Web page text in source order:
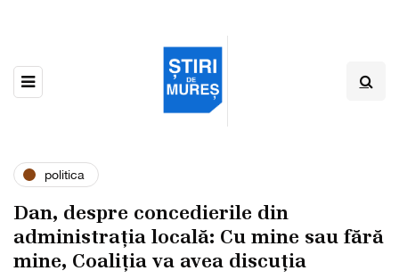
politica
Dan, despre concedierile din
administrația locală: Cu mine sau fără
mine, Coaliția va avea discuția